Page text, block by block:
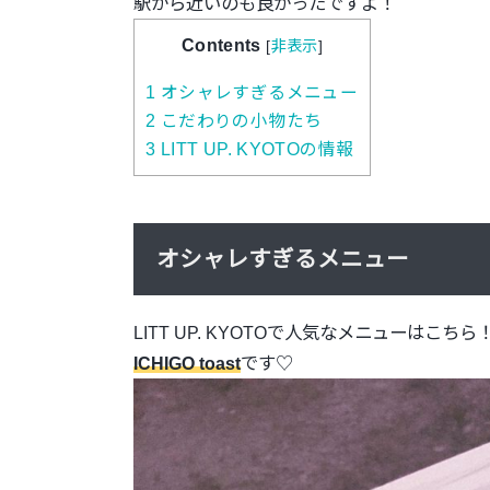
Contents [非表示]
1 オシャレすぎるメニュー
2 こだわりの小物たち
3 LITT UP. KYOTOの情報
オシャレすぎるメニュー
LITT UP. KYOTOで人気なメニューはこちら
ICHIGO toastです♡